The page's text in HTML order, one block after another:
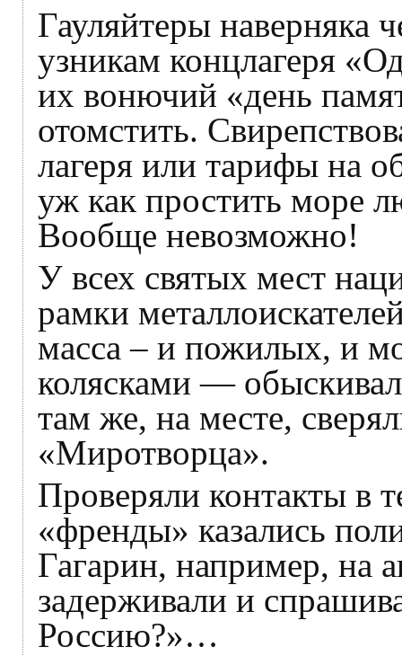
Гауляйтеры
узникам концлагеря
их вонючий «день
отомстить.
лагеря или тарифы на
уж как простить море
Вообще невозможно!
У всех святых мест
рамки
масса – и пожилых, и
колясками —
там же, на месте,
«Миротворца».
Проверяли контакты в
«френды» казались
Гагарин, например, на
задерживали и
Россию?»…